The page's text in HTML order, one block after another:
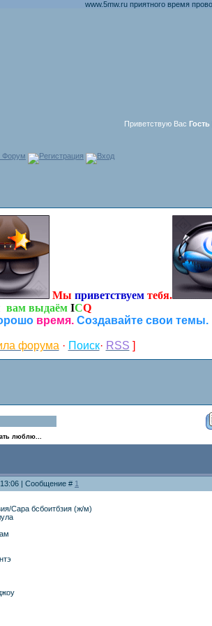
www.5mw.ru приятного время провождения
Приветствую Вас Гость
Форум Регистрация Вход
Мы приветствуем тебя.
вам выдаём ICQ
время. Создавайте свои темы.
форума · Поиск· RSS ]
люблю...
| Сообщение # 1
Сара бсбоитбзия (ж/м)